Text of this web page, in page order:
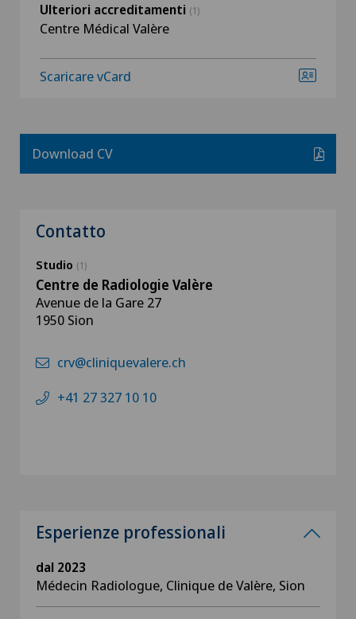
Ulteriori accreditamenti (1)
Centre Médical Valère
Scaricare vCard
Download CV
Contatto
Studio (1)
Centre de Radiologie Valère
Avenue de la Gare 27
1950 Sion
crv@cliniquevalere.ch
+41 27 327 10 10
Esperienze professionali
dal 2023
Médecin Radiologue, Clinique de Valère, Sion